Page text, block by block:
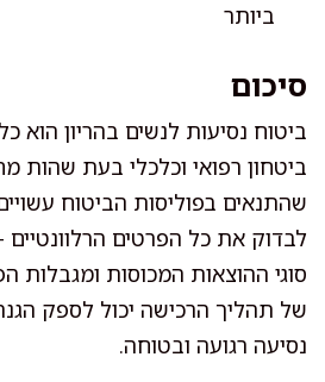
ביותר
סיכום
ביטוח נסיעות לנשים בהריון הוא
ביטחון רפואי וכלכלי בעת שהות
שהתנאים בפוליסות הביטוח
לבדוק את כל הפרטים הרלוונטיים
סוגי ההוצאות המכוסות ומגבלות
של תהליך הרכישה יכול לספק
נסיעה רגועה ובטוחה.